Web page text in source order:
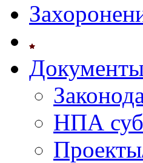
НПА